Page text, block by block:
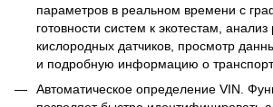
параметров в реальном времени с
готовности систем к экотестам,
кислородных датчиков, просмотр
и подробную информацию о
Автоматическое определение VIN.